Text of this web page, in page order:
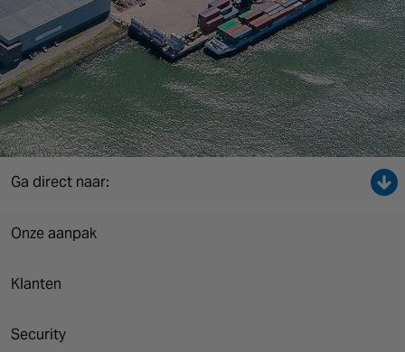
United Kingdom
Switzerland
NORTH AMERICA
Canada
Ga direct naar:
Onze aanpak
Klanten
Security